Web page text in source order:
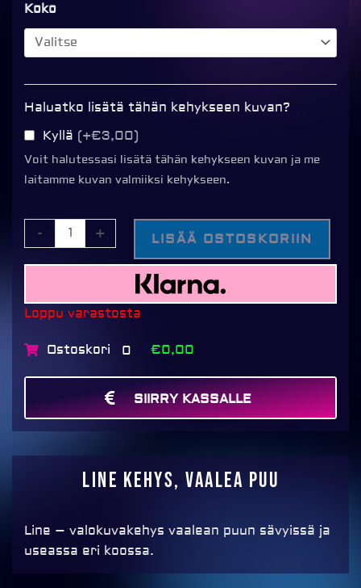
Koko
Haluatko lisätä tähän kehykseen kuvan?
Kyllä (+€3,00)
Voit halutessasi lisätä tähän kehykseen kuvan ja me
laitamme kuvan valmiiksi kehykseen.
-
Line
kehys,
VAALEA
määrä
+ LISÄÄ OSTOSKORIIN
Loppu varastosta
Ostoskori 0 €0,00
SIIRRY KASSALLE
Line kehys, VAALEA PUU
Line – valokuvakehys vaalean puun sävyissä ja
useassa eri koossa.